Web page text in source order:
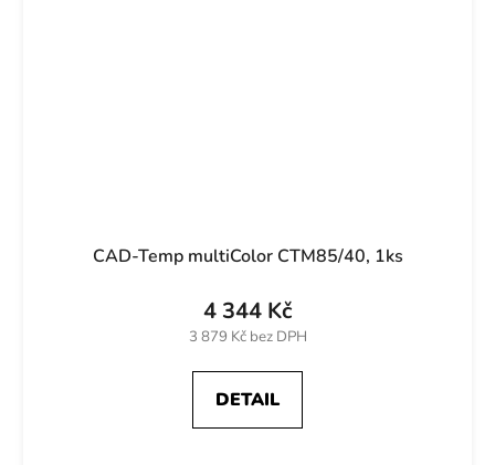
CAD-Temp multiColor CTM85/40, 1ks
3 879 Kč bez DPH
4 344 Kč
DETAIL